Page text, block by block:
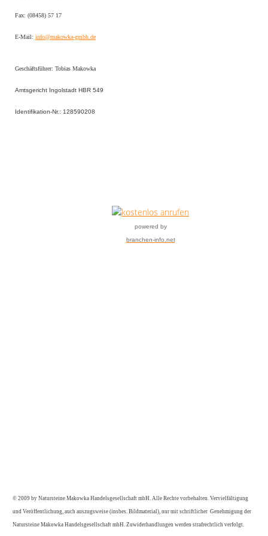
Fax: (08458) 57 17
E-Mail: info@makowka-gmbh.de
Geschäftsführer: Tobias Makowka
Amtsgericht Ingolstadt HBR 549
Identifikation-Nr.: 128590208
powered by
branchen-info.net
© 2009 by Natursteine Makowka Handelsgesellschaft mbH. Alle Rechte vorbehalten. Vervielfältigung
und Veröffentlichung, auch auszugsweise (insbes. Bildmaterial), nur mit schriftlicher Genehmigung der
Natursteine Makowka Handelsgesellschaft mbH. Zuwiderhandlungen werden strafrechtlich verfolgt.